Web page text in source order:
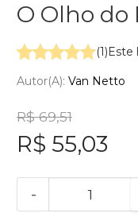
O Olho do
(1)Este
Autor(a): Van Netto
R$ 69,51
R$ 55,03
-